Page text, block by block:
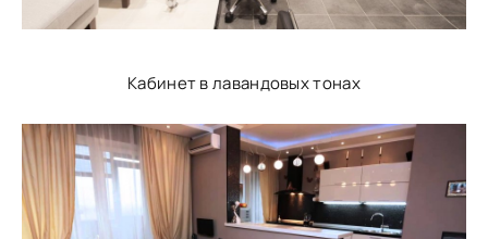
Кабинет в лавандовых тонах